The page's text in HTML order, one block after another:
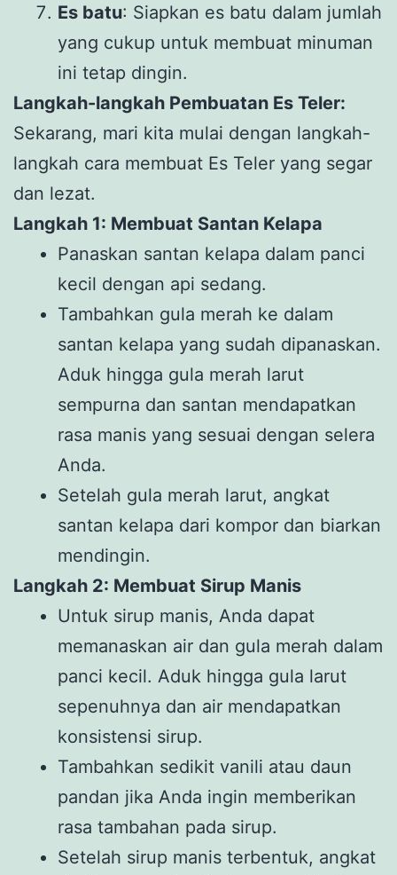
Es batu: Siapkan es batu dalam jumlah
yang cukup untuk membuat minuman
ini tetap dingin.
Langkah-langkah Pembuatan Es Teler:
Sekarang, mari kita mulai dengan langkah-
langkah cara membuat Es Teler yang segar
dan lezat.
Langkah 1: Membuat Santan Kelapa
Panaskan santan kelapa dalam panci
kecil dengan api sedang.
Tambahkan gula merah ke dalam
santan kelapa yang sudah dipanaskan.
Aduk hingga gula merah larut
sempurna dan santan mendapatkan
rasa manis yang sesuai dengan selera
Anda.
Setelah gula merah larut, angkat
santan kelapa dari kompor dan biarkan
mendingin.
Langkah 2: Membuat Sirup Manis
Untuk sirup manis, Anda dapat
memanaskan air dan gula merah dalam
panci kecil. Aduk hingga gula larut
sepenuhnya dan air mendapatkan
konsistensi sirup.
Tambahkan sedikit vanili atau daun
pandan jika Anda ingin memberikan
rasa tambahan pada sirup.
Setelah sirup manis terbentuk, angkat